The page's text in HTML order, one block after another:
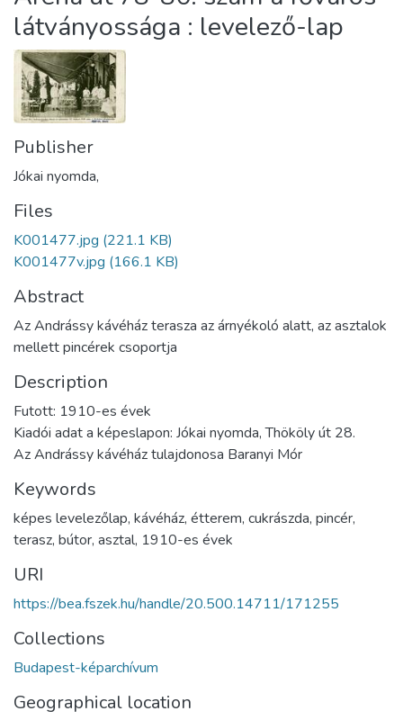
látványossága : levelező-lap
Publisher
Jókai nyomda,
Files
K001477.jpg (221.1 KB)
K001477v.jpg (166.1 KB)
Abstract
Az Andrássy kávéház terasza az árnyékoló alatt, az asztalok
mellett pincérek csoportja
Description
Futott: 1910-es évek
Kiadói adat a képeslapon: Jókai nyomda, Thököly út 28.
Az Andrássy kávéház tulajdonosa Baranyi Mór
Keywords
képes levelezőlap, kávéház, étterem, cukrászda, pincér,
terasz, bútor, asztal, 1910-es évek
URI
https://bea.fszek.hu/handle/20.500.14711/171255
Collections
Budapest-képarchívum
Geographical location